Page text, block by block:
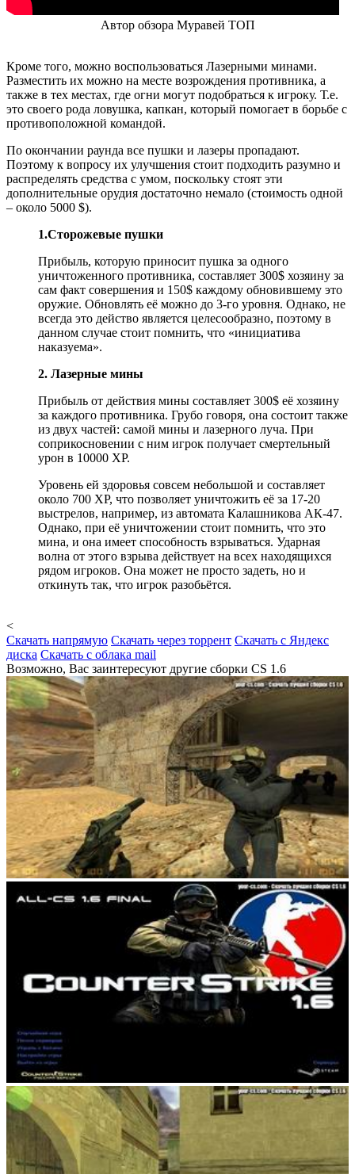
Автор обзора Муравей ТОП
Кроме того, можно воспользоваться Лазерными минами.
Разместить их можно на месте возрождения противника, а
также в тех местах, где огни могут подобраться к игроку. Т.е.
это своего рода ловушка, капкан, который помогает в борьбе с
противоположной командой.
По окончании раунда все пушки и лазеры пропадают.
Поэтому к вопросу их улучшения стоит подходить разумно и
распределять средства с умом, поскольку стоят эти
дополнительные орудия достаточно немало (стоимость одной
– около 5000 $).
1.Сторожевые пушки
Прибыль, которую приносит пушка за одного
уничтоженного противника, составляет 300$ хозяину за
сам факт совершения и 150$ каждому обновившему это
оружие. Обновлять её можно до 3-го уровня. Однако, не
всегда это действо является целесообразно, поэтому в
данном случае стоит помнить, что «инициатива
наказуема».
2. Лазерные мины
Прибыль от действия мины составляет 300$ её хозяину
за каждого противника. Грубо говоря, она состоит также
из двух частей: самой мины и лазерного луча. При
соприкосновении с ним игрок получает смертельный
урон в 10000 XP.
Уровень ей здоровья совсем небольшой и составляет
около 700 XP, что позволяет уничтожить её за 17-20
выстрелов, например, из автомата Калашникова АК-47.
Однако, при её уничтожении стоит помнить, что это
мина, и она имеет способность взрываться. Ударная
волна от этого взрыва действует на всех находящихся
рядом игроков. Она может не просто задеть, но и
откинуть так, что игрок разобьётся.
<
Скачать напрямую Скачать через торрент Скачать с Яндекс
диска Скачать с облака mail
Возможно, Вас заинтересуют другие сборки CS 1.6